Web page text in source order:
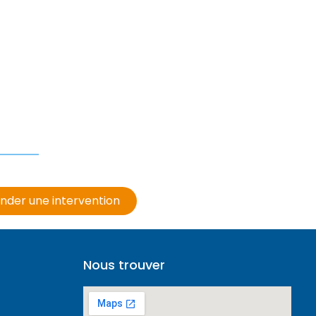
une intervention
Nous trouver